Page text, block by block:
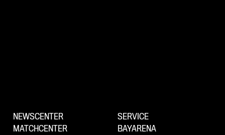
NEWSCENTER
MATCHCENTER
SERVICE
BAYARENA